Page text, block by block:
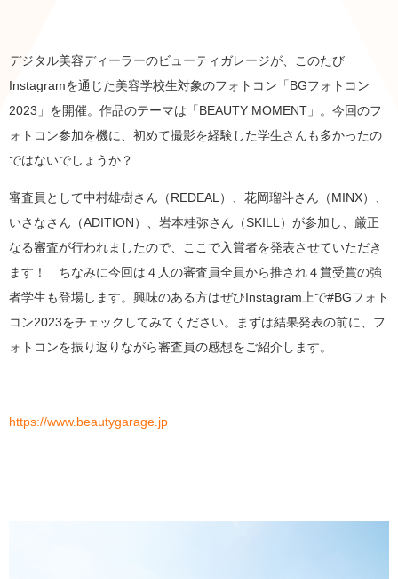
デジタル美容ディーラーのビューティガレージが、このたび
Instagramを通じた美容学校生対象のフォトコン「BGフォトコン
2023」を開催。作品のテーマは「BEAUTY MOMENT」。今回のフ
ォトコン参加を機に、初めて撮影を経験した学生さんも多かったの
ではないでしょうか？
審査員として中村雄樹さん（REDEAL）、花岡瑠斗さん（MINX）、
いさなさん（ADITION）、岩本桂弥さん（SKILL）が参加し、厳正
なる審査が行われましたので、ここで入賞者を発表させていただき
ます！ ちなみに今回は４人の審査員全員から推され４賞受賞の強
者学生も登場します。興味のある方はぜひInstagram上で#BGフォト
コン2023をチェックしてみてください。まずは結果発表の前に、フ
ォトコンを振り返りながら審査員の感想をご紹介します。
https://www.beautygarage.jp